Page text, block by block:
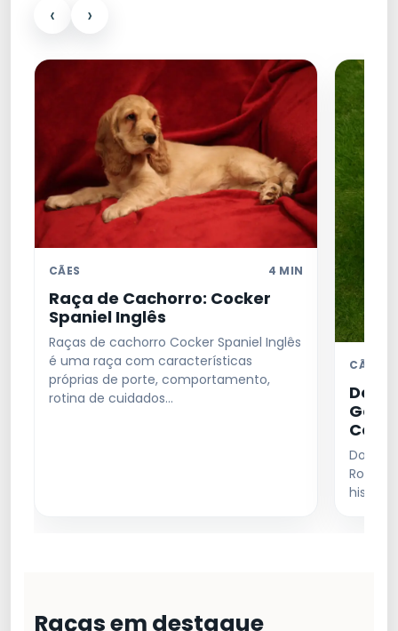
‹ ›
CÃES 4 MIN
Raça de Cachorro: Cocker
Spaniel Inglês
Raças de cachorro Cocker Spaniel Inglês
é uma raça com características
próprias de porte, comportamento,
rotina de cuidados…
CÃES
Dogue
Roubar
Raças em destaque